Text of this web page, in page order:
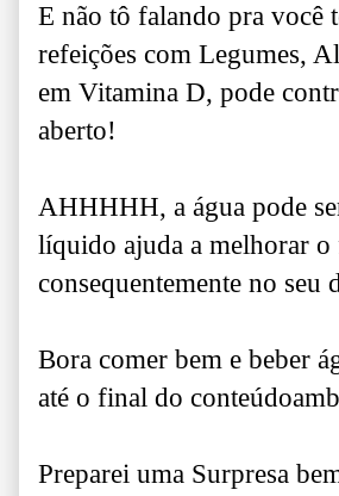
E não tô falando pra você
refeições com Legumes,
em Vitamina D, pode
aberto!
AHHHHH, a água pode
líquido ajuda a melhorar
consequentemente no seu
Bora comer bem e beber
até o final do
Preparei uma Surpresa